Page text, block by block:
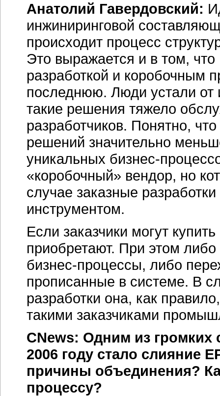
Анатолий Гавердовский:
инжиниринговой
происходит процесс
Это выражается и в том,
разработкой и коробочным
последнюю. Люди устали от
такие решения тяжело
разработчиков. Понятно,
решений значительно
уникальных бизнес-
«коробочный» вендор, но
случае заказные
инструментом.
Если заказчики могут
приобретают. При этом
бизнес-процессы, либо
прописанные в системе. В
разработки она, как
такими заказчиками
CNews: Одним из
2006 году стало слияние
причины объединения?
процессу?